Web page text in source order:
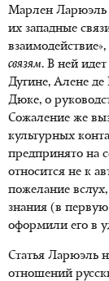
Марлен Ларюэль
их западные
связям. В ней
Дугине, Алене де
Дюке, о
Сожаление же
культурных
предпринято на
относится не к
пожелание
знания (в первую
оформили его в
Статья Ларюэль
отношений